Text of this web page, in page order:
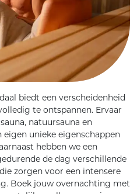
biedt een verscheidenheid
te ontspannen. Ervaar
natuursauna en
unieke eigenschappen
hebben we een
de dag verschillende
zorgen voor een intensere
Boek jouw overnachting met